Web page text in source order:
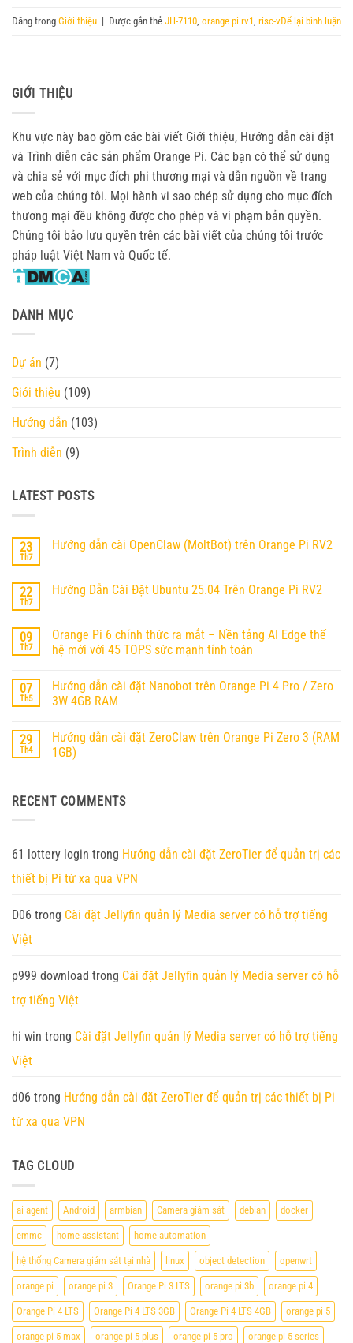
Đăng trong Giới thiệu | Được gắn thẻ JH-7110 orange pi rv1 risc-vĐể lại bình luận
GIỚI THIỆU
Khu vực này bao gồm các bài viết Giới thiệu, Hướng dẫn cài đặt
và Trình diễn các sản phẩm Orange Pi. Các bạn có thể sử dụng
và chia sẻ với mục đích phi thương mại và dẫn nguồn về trang
web của chúng tôi. Mọi hành vi sao chép sử dụng cho mục đích
thương mại đều không được cho phép và vi phạm bản quyền.
Chúng tôi bảo lưu quyền trên các bài viết của chúng tôi trước
pháp luật Việt Nam và Quốc tế.
DANH MỤC
Dự án (7)
Giới thiệu (109)
Hướng dẫn (103)
Trình diễn (9)
LATEST POSTS
23
Th7
Hướng dẫn cài OpenClaw (MoltBot) trên Orange Pi RV2
luận
cài
OpenClaw
(MoltBot)
Pi
RV2
22
Th7
Hướng Dẫn Cài Đặt Ubuntu 25.04 Trên Orange Pi RV2
luận
ở
Hướng
Đặt
Ubuntu
25.04
Pi
RV2
09
Th7
Orange Pi 6 chính thức ra mắt – Nền tảng AI Edge thế
hệ mới với 45 TOPS sức mạnh tính toán
bình
luận
ở
6
chính
thức
Nền
tảng
hệ
mới
45
mạnh
tính
07
Th5
Hướng dẫn cài đặt Nanobot trên Orange Pi 4 Pro / Zero
3W 4GB RAM
bình
luận
ở
đặt
Nanobot
4
Pro
Zero
RAM
29
Th4
Hướng dẫn cài đặt ZeroClaw trên Orange Pi Zero 3 (RAM
1GB)
luận
ở
đặt
ZeroClaw
Orange
3
(RAM
RECENT COMMENTS
61 lottery login trong Hướng dẫn cài đặt ZeroTier để quản trị các
thiết bị Pi từ xa qua VPN
D06 trong Cài đặt Jellyfin quản lý Media server có hỗ trợ tiếng
Việt
p999 download trong Cài đặt Jellyfin quản lý Media server có hỗ
trợ tiếng Việt
hi win trong Cài đặt Jellyfin quản lý Media server có hỗ trợ tiếng
Việt
d06 trong Hướng dẫn cài đặt ZeroTier để quản trị các thiết bị Pi
từ xa qua VPN
TAG CLOUD
ai agent Android armbian Camera giám sát debian docker
emmc home assistant home automation
hệ thống Camera giám sát tại nhà linux object detection openwrt
orange pi orange pi 3 Orange Pi 3 LTS orange pi 3b orange pi 4
Orange Pi 4 LTS Orange Pi 4 LTS 3GB Orange Pi 4 LTS 4GB orange pi 5
orange pi 5 max orange pi 5 plus orange pi 5 pro orange pi 5 series